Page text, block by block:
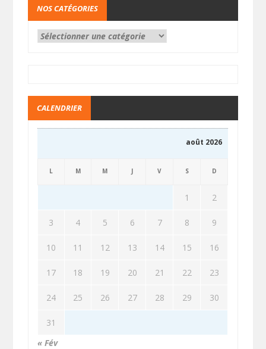
NOS CATÉGORIES
CALENDRIER
août 2026
L M M J V S D
1 2
3 4 5 6 7 8 9
10 11 12 13 14 15 16
17 18 19 20 21 22 23
24 25 26 27 28 29 30
31
« Fév